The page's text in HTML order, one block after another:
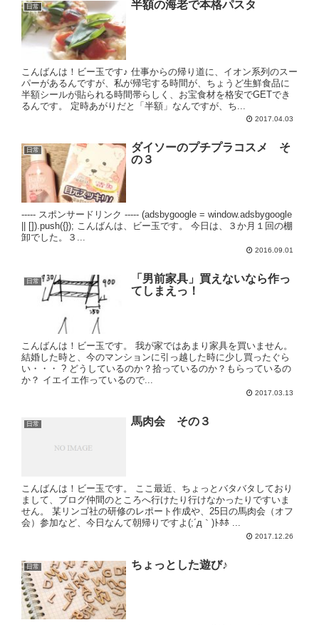
日常 半額の海老で本格パスタ
こんばんは！ビー玉です♪ 仕事からの帰り道に、イオン系列のスー
パーがあるんですが、私が帰宅する時間が、ちょうど生鮮食品に
半額シールが貼られる時間帯らしく、お宝食材を格安でGETでき
るんです。 定時あがりだと「半額」なんですが、ち...
2017.04.03
日常
ダイソーのプチプラコスメ そ
の３
----- スポンサードリンク ----- (adsbygoogle = window.adsbygoogle
|| []).push({}); こんばんは、ビー玉です。 今日は、３か月１回の棚
卸でした。３...
2016.09.01
日常
「男前家具」買えないなら作っ
てしまえっ！
こんばんは！ビー玉です。 我が家ではあまり家具を買いません。
結婚した時と、今のマンションに引っ越した時に少し買ったぐら
い・・・ ? どうしているのか？拾っているのか？もらっているの
か？ イエイエ作っているので...
2017.03.13
日常 馬肉会 その３
こんばんは！ビー玉です。 ここ最近、ちょっとバタバタしており
まして、ブログ仲間のところへ行けたり行けなかったりですいま
せん。 某リンゴ社の研修のレポート作成や、25日の馬肉会（オフ
会）参加など、今日なんて朝帰りですよ(;´д｀)ﾄﾎﾎ ...
2017.12.26
日常 ちょっとした遊び♪